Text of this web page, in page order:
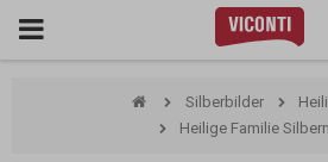
Silberbilder
Heilige Familie